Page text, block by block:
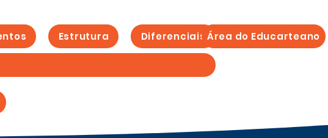
Estrutura Diferenciais Área do Educarteano